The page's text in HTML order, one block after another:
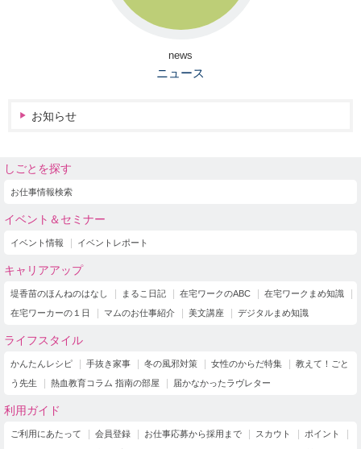
news
ニュース
お知らせ
しごとを探す
お仕事情報検索
イベント＆セミナー
イベント情報 イベントレポート
キャリアアップ
堤香苗のほんねのはなし まるこ日記 在宅ワークのABC
在宅ワークまめ知識
在宅ワーカーの１日
マムのお仕事紹介 美文講座 デジタルまめ知識
ライフスタイル
かんたんレシピ 手抜き家事 冬の風邪対策 女性のからだ特集
教えて！ごと
う先生
熱血教育コラム 指南の部屋 届かなかったラヴレター
利用ガイド
ご利用にあたって 会員登録 お仕事応募から採用まで スカウト
ポイント